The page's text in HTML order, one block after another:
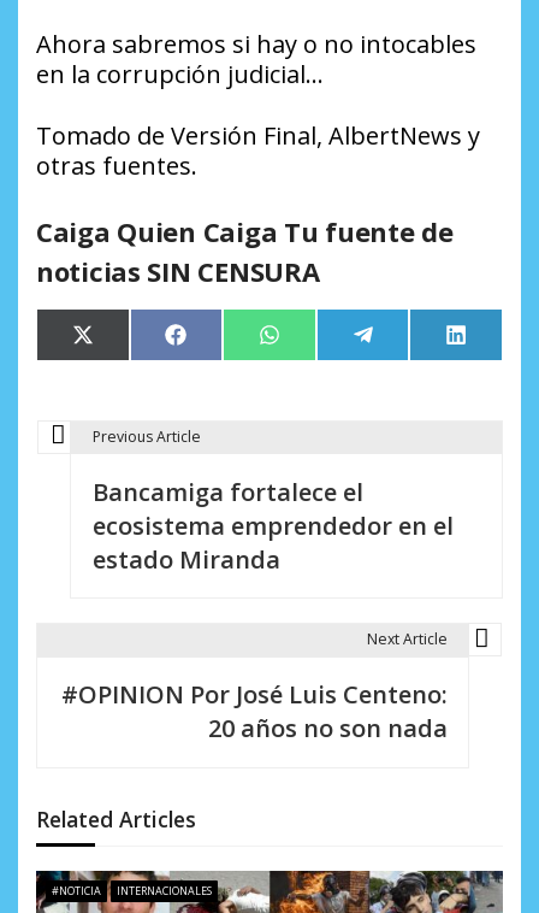
Ahora sabremos si hay o no intocables
en la corrupción judicial…
Tomado de Versión Final, AlbertNews y
otras fuentes.
Caiga Quien Caiga Tu fuente de
noticias SIN CENSURA
Compartir
en
X
(Twitter)
Compartir
en
Facebook Compartir
en
WhatsApp Compartir
en
Telegram
en
LinkedIn
N
ó
n
d
Previous Article
Bancamiga fortalece el
ecosistema emprendedor en el
estado Miranda
Next Article
#OPINION Por José Luis Centeno:
20 años no son nada
Related Articles
#NOTICIA INTERNACIONALES